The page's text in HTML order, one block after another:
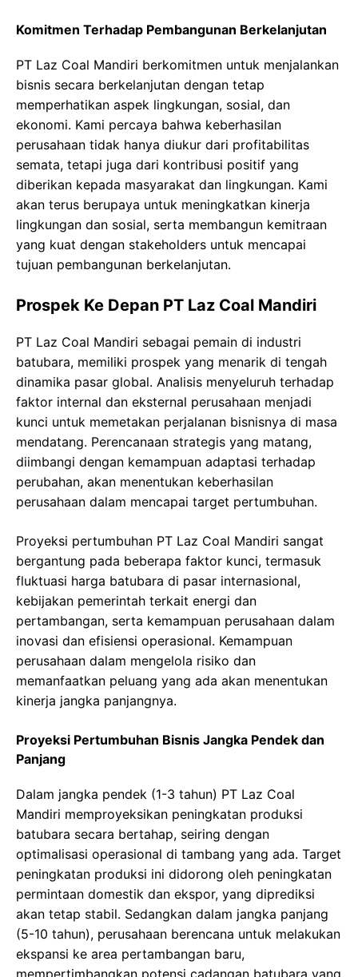
Komitmen Terhadap Pembangunan Berkelanjutan
PT Laz Coal Mandiri berkomitmen untuk menjalankan
bisnis secara berkelanjutan dengan tetap
memperhatikan aspek lingkungan, sosial, dan
ekonomi. Kami percaya bahwa keberhasilan
perusahaan tidak hanya diukur dari profitabilitas
semata, tetapi juga dari kontribusi positif yang
diberikan kepada masyarakat dan lingkungan. Kami
akan terus berupaya untuk meningkatkan kinerja
lingkungan dan sosial, serta membangun kemitraan
yang kuat dengan stakeholders untuk mencapai
tujuan pembangunan berkelanjutan.
Prospek Ke Depan PT Laz Coal Mandiri
PT Laz Coal Mandiri sebagai pemain di industri
batubara, memiliki prospek yang menarik di tengah
dinamika pasar global. Analisis menyeluruh terhadap
faktor internal dan eksternal perusahaan menjadi
kunci untuk memetakan perjalanan bisnisnya di masa
mendatang. Perencanaan strategis yang matang,
diimbangi dengan kemampuan adaptasi terhadap
perubahan, akan menentukan keberhasilan
perusahaan dalam mencapai target pertumbuhan.
Proyeksi pertumbuhan PT Laz Coal Mandiri sangat
bergantung pada beberapa faktor kunci, termasuk
fluktuasi harga batubara di pasar internasional,
kebijakan pemerintah terkait energi dan
pertambangan, serta kemampuan perusahaan dalam
inovasi dan efisiensi operasional. Kemampuan
perusahaan dalam mengelola risiko dan
memanfaatkan peluang yang ada akan menentukan
kinerja jangka panjangnya.
Proyeksi Pertumbuhan Bisnis Jangka Pendek dan
Panjang
Dalam jangka pendek (1-3 tahun) PT Laz Coal
Mandiri memproyeksikan peningkatan produksi
batubara secara bertahap, seiring dengan
optimalisasi operasional di tambang yang ada. Target
peningkatan produksi ini didorong oleh peningkatan
permintaan domestik dan ekspor, yang diprediksi
akan tetap stabil. Sedangkan dalam jangka panjang
(5-10 tahun), perusahaan berencana untuk melakukan
ekspansi ke area pertambangan baru,